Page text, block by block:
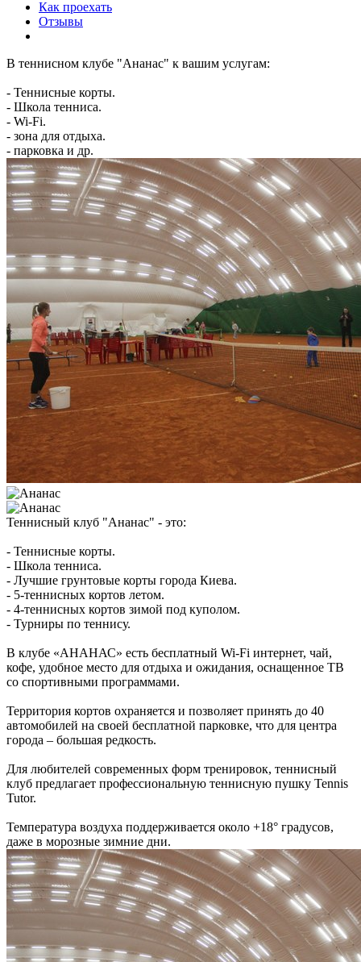
Как проехать
Отзывы
В теннисном клубе "Ананас" к вашим услугам:
- Теннисные корты.
- Школа тенниса.
- Wi-Fi.
- зона для отдыха.
- парковка и др.
Теннисный клуб "Ананас" - это:
- Теннисные корты.
- Школа тенниса.
- Лучшие грунтовые корты города Киева.
- 5-теннисных кортов летом.
- 4-теннисных кортов зимой под куполом.
- Турниры по теннису.
В клубе «АНАНАС» есть бесплатный Wi-Fi интернет, чай,
кофе, удобное место для отдыха и ожидания, оснащенное ТВ
со спортивными программами.
Территория кортов охраняется и позволяет принять до 40
автомобилей на своей бесплатной парковке, что для центра
города – большая редкость.
Для любителей современных форм тренировок, теннисный
клуб предлагает профессиональную теннисную пушку Tennis
Tutor.
Температура воздуха поддерживается около +18° градусов,
даже в морозные зимние дни.